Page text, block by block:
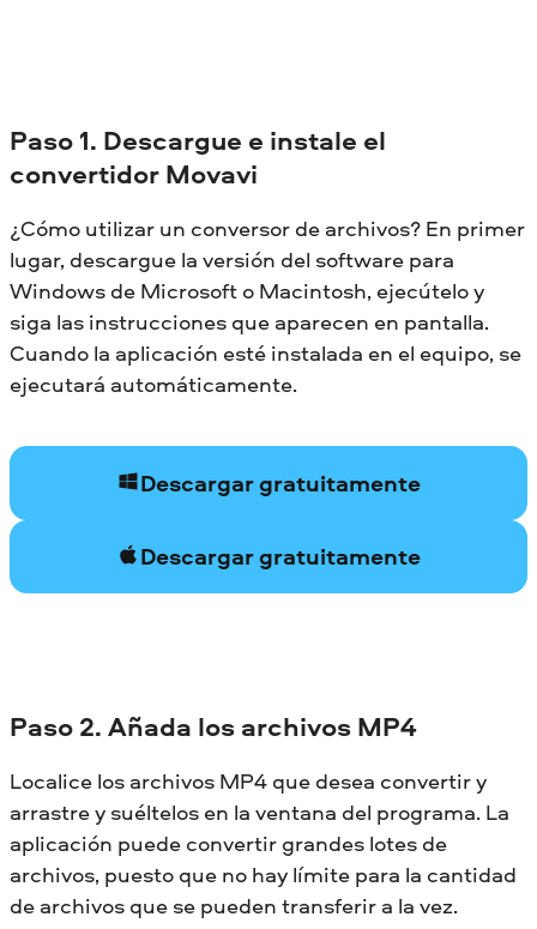
Paso 1. Descargue e instale el
convertidor Movavi
¿Cómo utilizar un conversor de archivos? En primer
lugar, descargue la versión del software para
Windows de Microsoft o Macintosh, ejecútelo y
siga las instrucciones que aparecen en pantalla.
Cuando la aplicación esté instalada en el equipo, se
ejecutará automáticamente.
Descargar gratuitamente
Descargar gratuitamente
Paso 2. Añada los archivos MP4
Localice los archivos MP4 que desea convertir y
arrastre y suéltelos en la ventana del programa. La
aplicación puede convertir grandes lotes de
archivos, puesto que no hay límite para la cantidad
de archivos que se pueden transferir a la vez.